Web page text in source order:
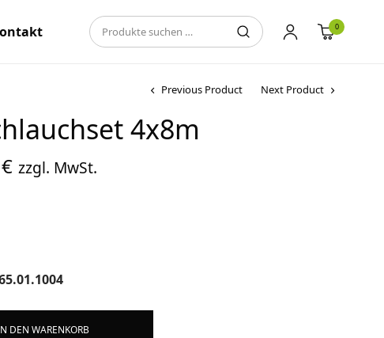
0
Previous Product Next Product
4x8m
€Aktueller
Preis ist:
zzgl. MwSt.
DEN WARENKORB